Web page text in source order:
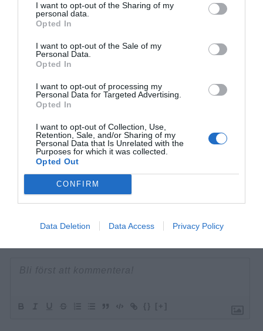
I want to opt-out of the Sharing of my
personal data.
Opted In
I want to opt-out of the Sale of my
Personal Data.
Opted In
I want to opt-out of processing my
Personal Data for Targeted Advertising.
Opted In
I want to opt-out of Collection, Use,
Retention, Sale, and/or Sharing of my
Personal Data that Is Unrelated with the
Purposes for which it was collected.
Opted Out
CONFIRM
Data Deletion Data Access Privacy Policy
Prenumerera Logga in
{} [+]